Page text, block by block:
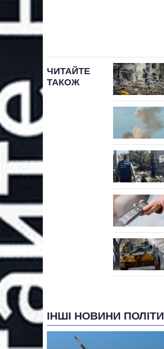
ЧИТАЙТЕ
ТАКОЖ
ІНШІ НОВИНИ